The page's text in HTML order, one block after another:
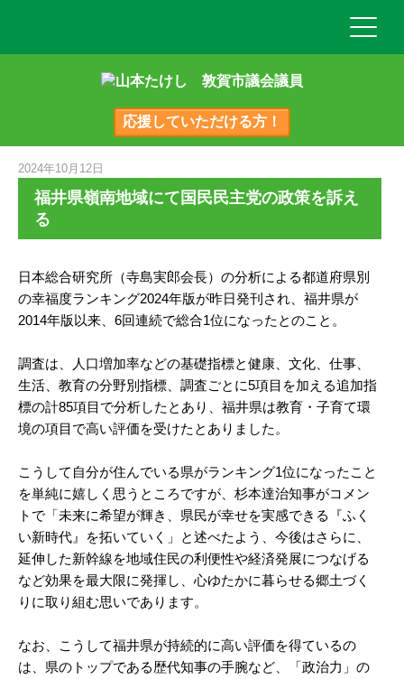
応援していただける方！
2024年10月12日
福井県嶺南地域にて国民民主党の政策を訴え
る
日本総合研究所（寺島実郎会長）の分析による都道府県別
の幸福度ランキング2024年版が昨日発刊され、福井県が
2014年版以来、6回連続で総合1位になったとのこと。
調査は、人口増加率などの基礎指標と健康、文化、仕事、
生活、教育の分野別指標、調査ごとに5項目を加える追加指
標の計85項目で分析したとあり、福井県は教育・子育て環
境の項目で高い評価を受けたとありました。
こうして自分が住んでいる県がランキング1位になったこと
を単純に嬉しく思うところですが、杉本達治知事がコメン
トで「未来に希望が輝き、県民が幸せを実感できる『ふく
い新時代』を拓いていく」と述べたよう、今後はさらに、
延伸した新幹線を地域住民の利便性や経済発展につなげる
など効果を最大限に発揮し、心ゆたかに暮らせる郷土づく
りに取り組む思いであります。
なお、こうして福井県が持続的に高い評価を得ているの
は、県のトップである歴代知事の手腕など、「政治力」の